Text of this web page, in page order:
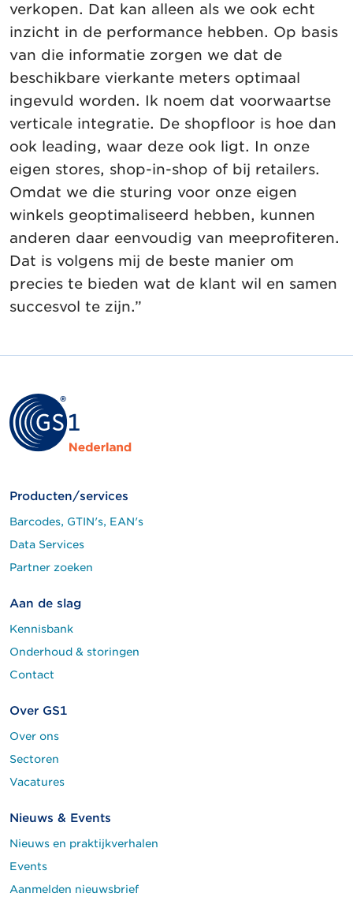
verkopen. Dat kan alleen als we ook echt
inzicht in de performance hebben. Op basis
van die informatie zorgen we dat de
beschikbare vierkante meters optimaal
ingevuld worden. Ik noem dat voorwaartse
verticale integratie. De shopfloor is hoe dan
ook leading, waar deze ook ligt. In onze
eigen stores, shop-in-shop of bij retailers.
Omdat we die sturing voor onze eigen
winkels geoptimaliseerd hebben, kunnen
anderen daar eenvoudig van meeprofiteren.
Dat is volgens mij de beste manier om
precies te bieden wat de klant wil en samen
succesvol te zijn.”
Producten/services
Barcodes, GTIN's, EAN's
Data Services
Partner zoeken
Aan de slag
Kennisbank
Onderhoud & storingen
Contact
Over GS1
Over ons
Sectoren
Vacatures
Nieuws & Events
Nieuws en praktijkverhalen
Events
Aanmelden nieuwsbrief